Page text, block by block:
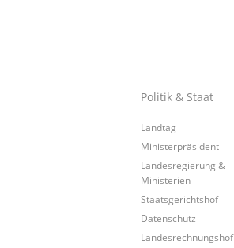
Politik & Staat
Landtag
Ministerpräsident
Landesregierung &
Ministerien
Staatsgerichtshof
Datenschutz
Landesrechnungshof